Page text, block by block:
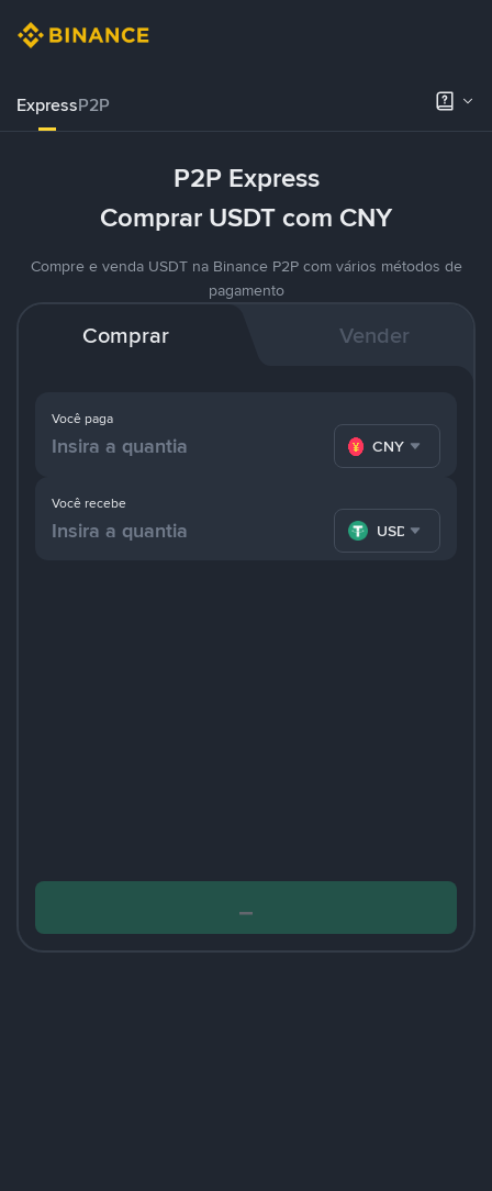
ExpressP2P
P2P Express
Comprar USDT com CNY
Compre e venda USDT na Binance P2P com vários métodos de
pagamento
Comprar Vender
Você paga
CNY
Você recebe
USDT